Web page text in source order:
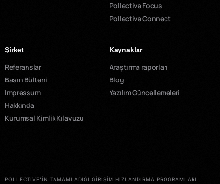
Pollective Focus
Pollective Connect
Şirket
Referanslar
Basın Bülteni
Impressum
Hakkında
Kurumsal Kimlik Kılavuzu
Kaynaklar
Araştırma raporları
Blog
Yazılım Güncellemeleri
POLLECTIVE'İN TAMAMLADIĞI GİRİŞİM HIZLANDIRMA PROGRAMLARI